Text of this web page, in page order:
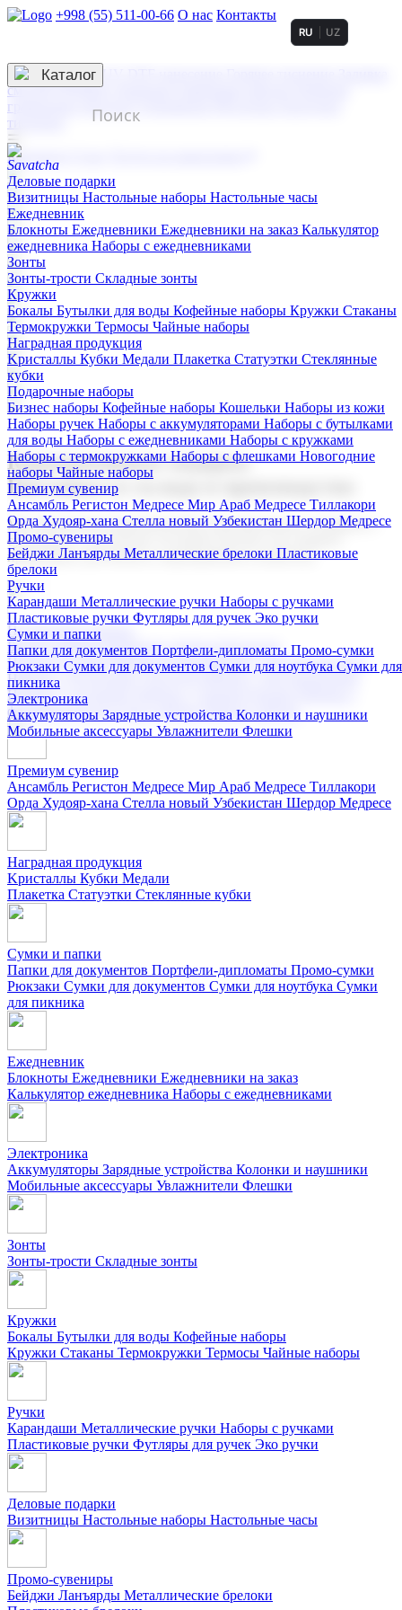
+998 (55) 511-00-66 О нас Контакты
3D гравировка
смолой (Doming)
гравировка твердая
тиснение
RU UZ
☰
Контакты
Каталог
Деловые подарки
Визитницы Настольные наборы Настольные часы
Ежедневник
Блокноты Ежедневники Ежедневники на заказ Калькулятор
ежедневника Наборы с ежедневниками
Зонты
Зонты-трости Складные зонты
Кружки
Бокалы Бутылки для воды Кофейные наборы Кружки Стаканы
Термокружки Термосы Чайные наборы
Наградная продукция
Kристаллы Кубки Медали Плакетка Статуэтки Стеклянные
кубки
Подарочные наборы
Бизнес наборы Кофейные наборы Кошельки Наборы из кожи
Наборы ручек Наборы с аккумуляторами Наборы с бутылками
для воды Наборы с ежедневниками Наборы с кружками
Наборы с термокружками Наборы с флешками Новогодние
наборы Чайные наборы
Премиум сувенир
Ансамбль Регистон Медресе Мир Араб Медресе Тиллакори
Орда Худояр-хана Стелла новый Узбекистан Шердор Медресе
Промо-сувениры
Бейджи Ланъярды Металлические брелоки Пластиковые
брелоки
Ручки
Карандаши Металлические ручки Наборы с ручками
Пластиковые ручки Футляры для ручек Эко ручки
Сумки и папки
Папки для документов Портфели-дипломаты Промо-сумки
Рюкзаки Сумки для документов Сумки для ноутбука Сумки для
пикника
Электроника
Аккумуляторы Зарядные устройства Колонки и наушники
Мобильные аксессуары Увлажнители Флешки
Корпоративные подарки
Поставка со склада и производство
Мы предлагаем широкий выбор корпоративных подарков и
сувениров с логотипом. В нашем каталоге вы найдете
продукцию для бизнеса, мероприятия и клиентов.
Подарочные наборы
Бизнес наборыКофейные наборы Кошельки
Наборы из кожиНаборы ручекНаборы с аккумуляторами
Наборы с бутылками для воды
Наборы с ежедневниками
Наборы с кружками
флешкамиНовогодние наборыЧайные наборы
Премиум сувенир
Ансамбль Регистон Медресе Мир Араб Медресе Тиллакори
Орда Худояр-хана Стелла новый Узбекистан Шердор Медресе
Наградная продукция
Kристаллы Кубки Медали
Плакетка Статуэтки Стеклянные кубки
Сумки и папки
Папки для документов Портфели-дипломаты Промо-сумки
Рюкзаки Сумки для документов Сумки для ноутбука Сумки
для пикника
Ежедневник
Блокноты Ежедневники Ежедневники на заказ
Калькулятор ежедневника Наборы с ежедневниками
Электроника
Аккумуляторы Зарядные устройства Колонки и наушники
Мобильные аксессуары Увлажнители Флешки
Зонты
Зонты-трости Складные зонты
Кружки
Бокалы Бутылки для воды Кофейные наборы
Кружки Стаканы Термокружки Термосы Чайные наборы
Ручки
Карандаши Металлические ручки Наборы с ручками
Пластиковые ручки Футляры для ручек Эко ручки
Деловые подарки
Визитницы Настольные наборы Настольные часы
Промо-сувениры
Бейджи Ланъярды Металлические брелоки